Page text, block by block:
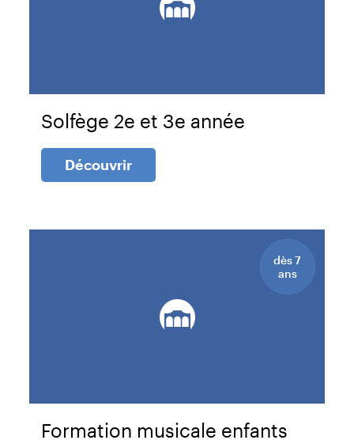
Solfège 2e et 3e année
Découvrir
dès 7
ans
Formation musicale enfants